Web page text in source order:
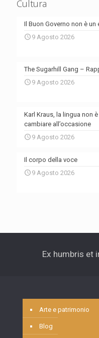
Cultura
Il Buon Governo non è
9 Agosto 2026
The Sugarhill Gang –
9 Agosto 2026
Karl Kraus, la lingua non
cambiare all’occasione
9 Agosto 2026
Il corpo della voce
9 Agosto 2026
Ex humbris et
Arte e patrimonio
Blog